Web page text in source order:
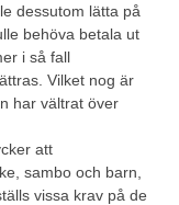
dessutom lätta på
behöva betala ut
i så fall
Vilket nog är
har vältrat över
att
sambo och barn,
vissa krav på de